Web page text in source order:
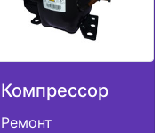
Компрессор
Ремонт